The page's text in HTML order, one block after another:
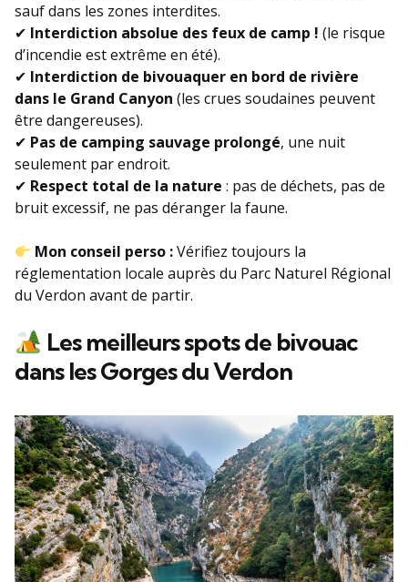
sauf dans les zones interdites.
✔ Interdiction absolue des feux de camp ! (le risque
d’incendie est extrême en été).
✔ Interdiction de bivouaquer en bord de rivière
dans le Grand Canyon (les crues soudaines peuvent
être dangereuses).
✔ Pas de camping sauvage prolongé, une nuit
seulement par endroit.
✔ Respect total de la nature : pas de déchets, pas de
bruit excessif, ne pas déranger la faune.
Mon conseil perso :Vérifiez toujours la
réglementation locale auprès du Parc Naturel Régional
du Verdon avant de partir.
Les meilleurs spots de bivouac
dans les Gorges du Verdon